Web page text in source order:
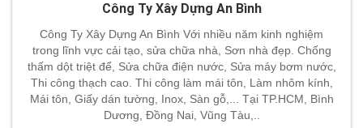
Công Ty Xây Dựng An Bình
Công Ty Xây Dựng An Bình Với nhiều năm kinh nghiệm
trong lĩnh vực cải tạo, sửa chữa nhà, Sơn nhà đẹp. Chống
thấm dột triệt để, Sửa chữa điện nước, Sửa máy bơm nước,
Thi công thạch cao. Thi công làm mái tôn, Làm nhôm kính,
Mái tôn, Giấy dán tường, Inox, Sàn gỗ,... Tại TP.HCM, Bình
Dương, Đồng Nai, Vũng Tàu,..